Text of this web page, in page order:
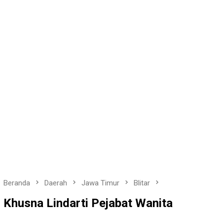
Beranda Daerah Jawa Timur Blitar
Khusna Lindarti Pejabat Wanita